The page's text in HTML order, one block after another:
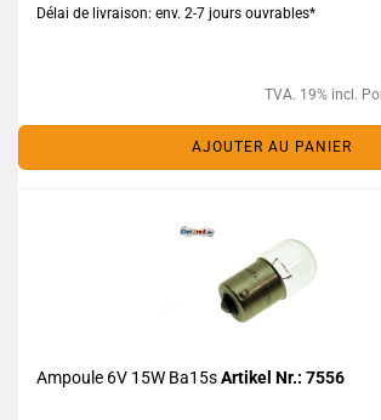
Délai de livraison: env. 2-7 jours ouvrables*
TVA. 19% incl.
AJOUTER AU PANIER
Ampoule 6V 15W Ba15sArtikel Nr.: 7556